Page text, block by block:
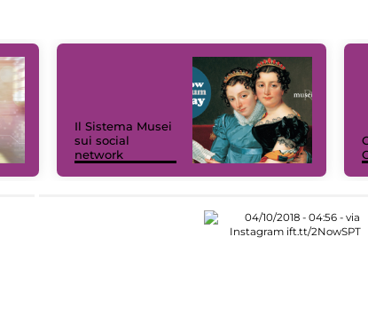
Il Sistema Musei
sui social
network